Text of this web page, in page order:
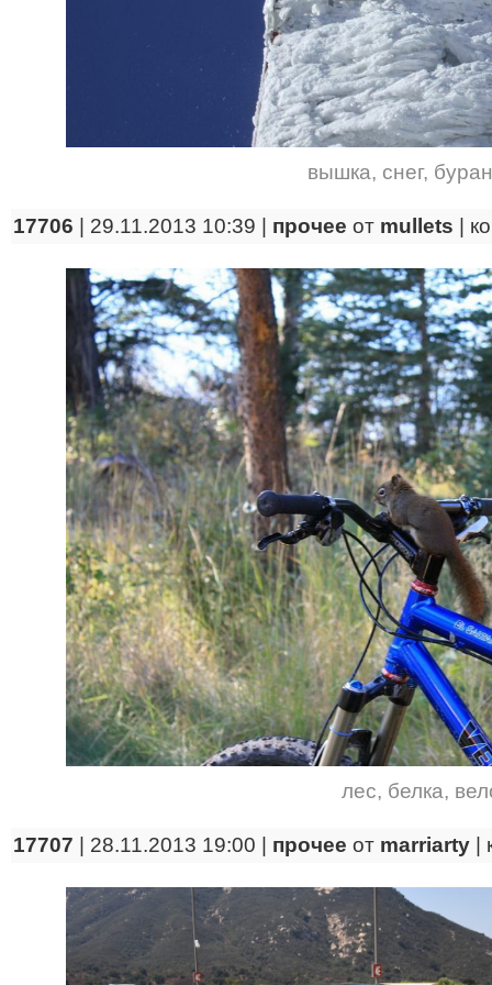
вышка, снег, буран
17706 | 29.11.2013 10:39 | прочее от mullets
лес, белка,
17707 | 28.11.2013 19:00 | прочее от marriarty